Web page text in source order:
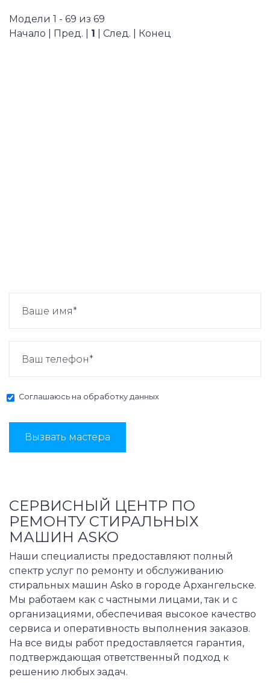
Модели 1 - 69 из 69
Начало | Пред. | 1 | След. | Конец
Соглашаюсь на обработку данных
Вызвать мастера
СЕРВИСНЫЙ ЦЕНТР ПО
РЕМОНТУ СТИРАЛЬНЫХ
МАШИН ASKO
Наши специалисты предоставляют полный
спектр услуг по ремонту и обслуживанию
стиральных машин Asko в городе Архангельске.
Мы работаем как с частными лицами, так и с
организациями, обеспечивая высокое качество
сервиса и оперативность выполнения заказов.
На все виды работ предоставляется гарантия,
подтверждающая ответственный подход к
решению любых задач.